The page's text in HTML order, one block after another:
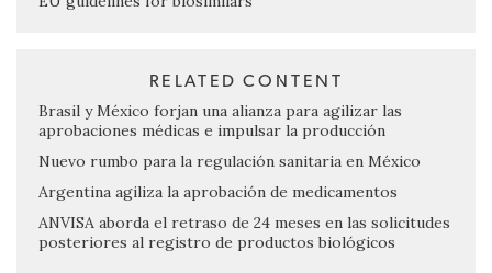
RELATED CONTENT
Brasil y México forjan una alianza para agilizar las
aprobaciones médicas e impulsar la producción
Nuevo rumbo para la regulación sanitaria en México
Argentina agiliza la aprobación de medicamentos
ANVISA aborda el retraso de 24 meses en las solicitudes
posteriores al registro de productos biológicos